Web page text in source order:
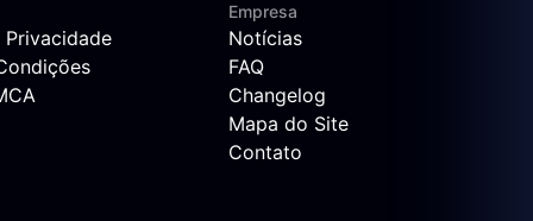
Empresa
Notícias
FAQ
Changelog
Mapa do Site
Contato